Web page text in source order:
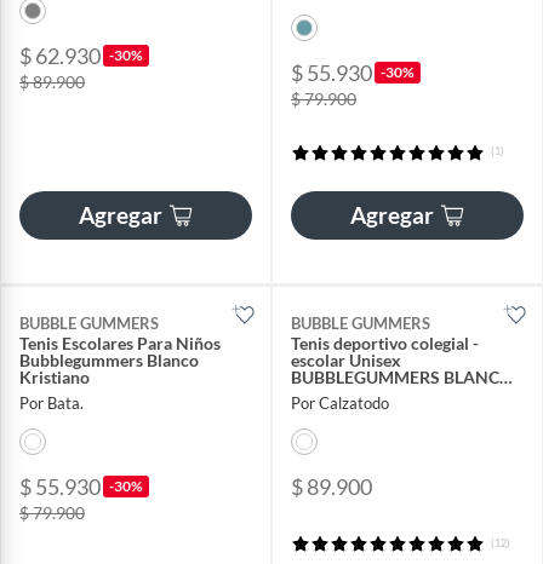
$ 62.930 -30%
$ 89.900
Agregar
$ 55.930 -30%
$ 79.900
(1)
Agregar
BUBBLE GUMMERS
Tenis Escolares Para Niños
Bubblegummers Blanco
Kristiano
Por Bata.
$ 55.930 -30%
$ 79.900
BUBBLE GUMMERS
Tenis deportivo colegial -
escolar Unisex
BUBBLEGUMMERS BLANCO /
ZAP.10042 PALAU VELCRO
Por Calzatodo
$ 89.900
(12)